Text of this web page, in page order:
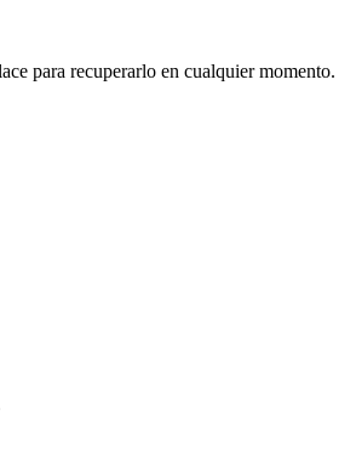
para recuperarlo en cualquier momento.